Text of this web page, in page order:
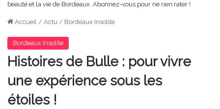
beauté et la vie de Bordeaux. Abonnez-vous pour ne rien rater !
Accueil / Actu / Bordeaux Insolite
Bordeaux Insolite
Histoires de Bulle : pour vivre
une expérience sous les
étoiles !